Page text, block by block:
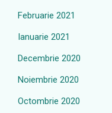
Februarie 2021
Ianuarie 2021
Decembrie 2020
Noiembrie 2020
Octombrie 2020